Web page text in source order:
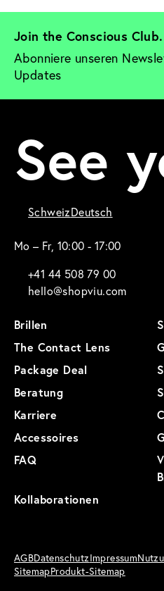
Join the Conscious Club.
Abonniere unseren
Updates
See
SchweizDeutsch
Mo – Fr, 10:00 - 17:00
+41 44 508 79 00
hello@shopviu.com
Brillen
The Contact Lens
Package Deal
Beratung
Karriere
Accessoires
FAQ
Kollaborationen
AGBDatenschutzImpressum
SitemapProdukt-Sitemap